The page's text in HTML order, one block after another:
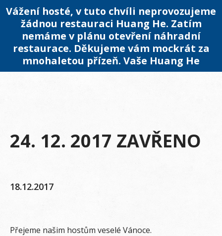
Vážení hosté, v tuto chvíli neprovozujeme
žádnou restauraci Huang He. Zatím
nemáme v plánu otevření náhradní
restaurace. Děkujeme vám mockrát za
mnohaletou přízeň. Vaše Huang He
24. 12. 2017 ZAVŘENO
18.12.2017
Přejeme našim hostům veselé Vánoce.